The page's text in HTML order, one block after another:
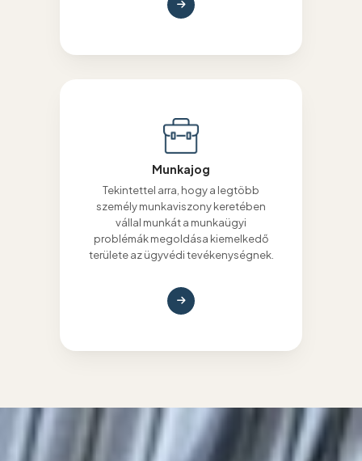
Munkajog
Tekintettel arra, hogy a legtöbb
személy munkaviszony keretében
vállal munkát a munkaügyi
problémák megoldása kiemelkedő
területe az ügyvédi tevékenységnek.